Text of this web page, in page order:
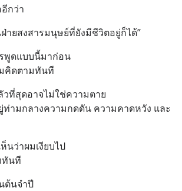
กว่า
ฝ่ายสงสารมนุษย์ที่ยังมีชีวิตอยู่ก็ได้”
พูดแบบนี้มาก่อน
คิดตามทันที
ที่สุดอาจไม่ใช่ความตาย
ามกลางความกดดัน ความคาดหวัง และ
นว่าผมเงียบไป
ทันที
ต้นจำปี